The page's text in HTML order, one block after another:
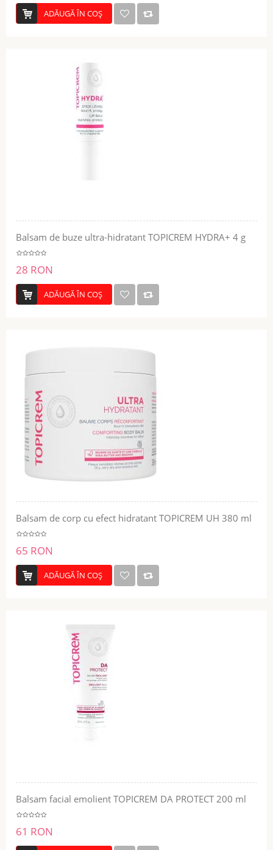
ADĂUGĂ ÎN COŞ
Balsam de buze ultra-hidratant TOPICREM HYDRA+ 4 g
28 RON
ADĂUGĂ ÎN COŞ
Balsam de corp cu efect hidratant TOPICREM UH 380 ml
65 RON
ADĂUGĂ ÎN COŞ
Balsam facial emolient TOPICREM DA PROTECT 200 ml
61 RON